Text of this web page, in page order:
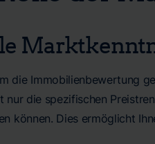
die Immobilienbewertung
nur die spezifischen
können. Dies ermöglicht